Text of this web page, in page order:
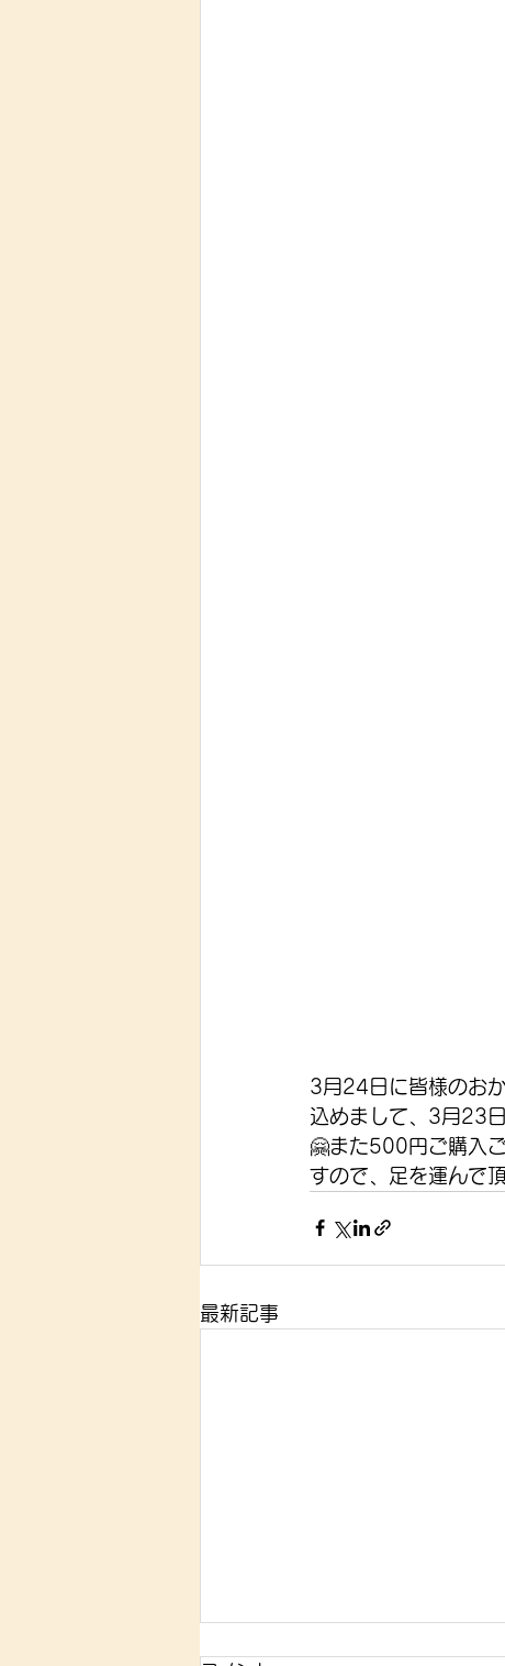
3月24日に皆様のお
込めまして、3月23
🤗また500円ご購入
すので、足を運んで
最新記事